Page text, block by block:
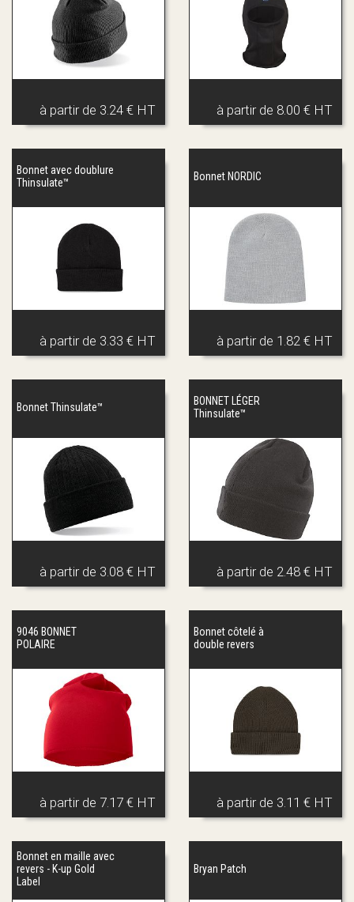
à partir de 3.24 € HT à partir de 8.00 € HT
Bonnet avec doublure
Thinsulate™
à partir de 3.33 € HT
Bonnet NORDIC
à partir de 1.82 € HT
Bonnet Thinsulate™
à partir de 3.08 € HT
BONNET LÉGER
Thinsulate™
à partir de 2.48 € HT
9046 BONNET
POLAIRE
à partir de 7.17 € HT
Bonnet côtelé à
double revers
à partir de 3.11 € HT
Bonnet en maille avec
revers - K-up Gold
Label
Bryan Patch